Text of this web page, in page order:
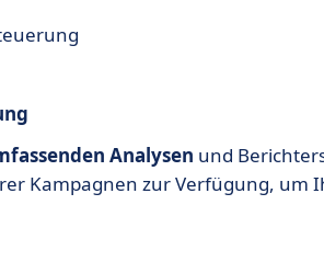
Analysen und
Kampagnen zur Verfügung, um